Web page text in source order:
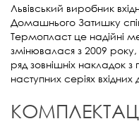
Львівський виробник
Домашнього Затишку
Термопласт це надійні
змінювалася з 2009
ряд зовнішніх накладок
наступних серіях